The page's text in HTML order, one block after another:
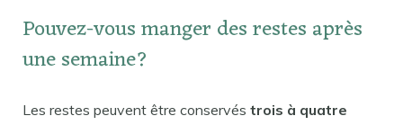
Pouvez-vous manger des restes après
une semaine?
Les restes peuvent être conservés trois à quatre